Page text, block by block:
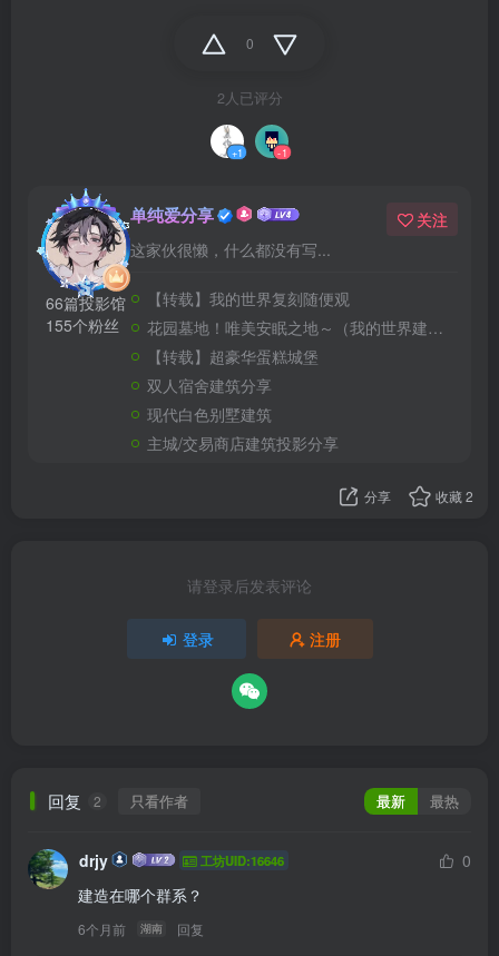
0
2人已评分
+1 -1
66篇投影馆
155个粉丝
单纯爱分享
这家伙很懒，什么都没有写...
关注
【转载】我的世界复刻随便观
花园墓地！唯美安眠之地～（我的世界建筑教程）
【转载】超豪华蛋糕城堡
双人宿舍建筑分享
现代白色别墅建筑
主城/交易商店建筑投影分享
分享 收藏2
请登录后发表评论
登录 注册
回复 2 只看作者 最新 最热
drjy 工坊UID:16646
0
建造在哪个群系？
6个月前 湖南 回复